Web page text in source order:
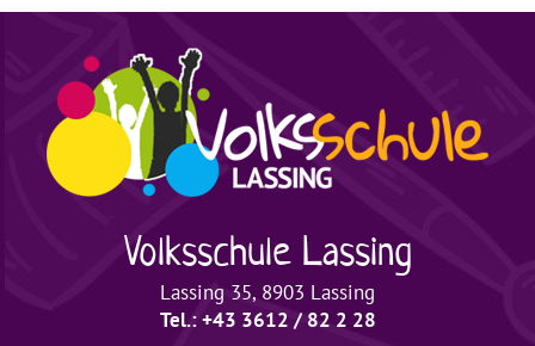
VolksschuleLassing
Lassing 35, 8903 Lassing
Tel.: +43 3612 / 82 2 28